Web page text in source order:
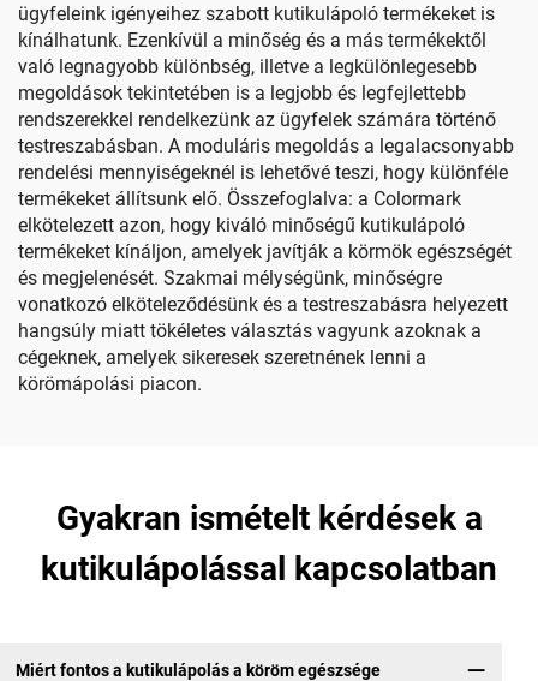
ügyfeleink igényeihez szabott kutikulápoló termékeket is
kínálhatunk. Ezenkívül a minőség és a más termékektől
való legnagyobb különbség, illetve a legkülönlegesebb
megoldások tekintetében is a legjobb és legfejlettebb
rendszerekkel rendelkezünk az ügyfelek számára történő
testreszabásban. A moduláris megoldás a legalacsonyabb
rendelési mennyiségeknél is lehetővé teszi, hogy különféle
termékeket állítsunk elő. Összefoglalva: a Colormark
elkötelezett azon, hogy kiváló minőségű kutikulápoló
termékeket kínáljon, amelyek javítják a körmök egészségét
és megjelenését. Szakmai mélységünk, minőségre
vonatkozó elköteleződésünk és a testreszabásra helyezett
hangsúly miatt tökéletes választás vagyunk azoknak a
cégeknek, amelyek sikeresek szeretnének lenni a
körömápolási piacon.
Gyakran ismételt kérdések a
kutikulápolással kapcsolatban
Miért fontos a kutikulápolás a köröm egészsége